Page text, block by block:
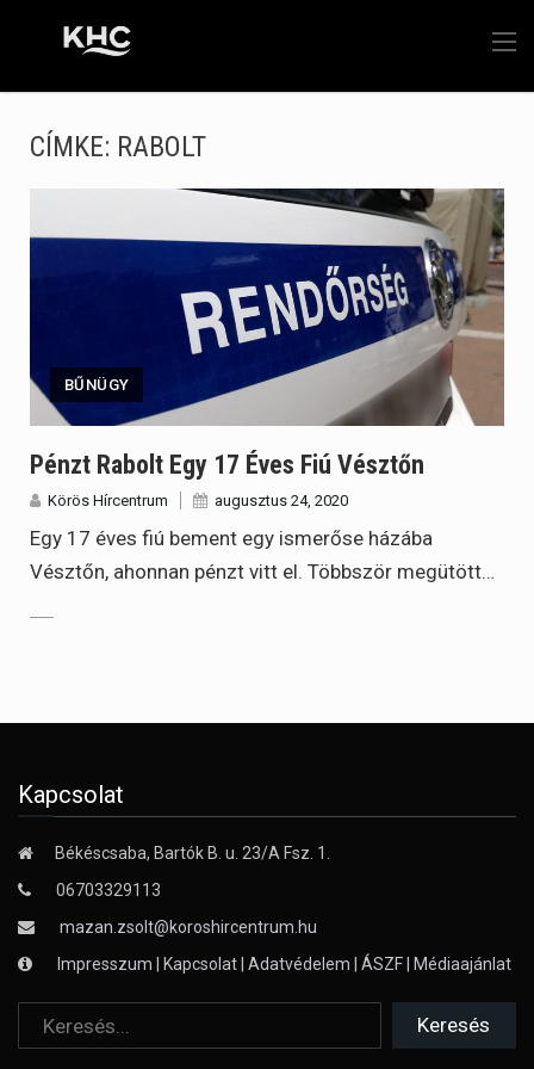
CÍMKE: RABOLT
BŰNÜGY
Pénzt Rabolt Egy 17 Éves Fiú Vésztőn
Körös Hírcentrum augusztus 24, 2020
Egy 17 éves fiú bement egy ismerőse házába
Vésztőn, ahonnan pénzt vitt el. Többször megütött…
Kapcsolat
Békéscsaba, Bartók B. u. 23/A Fsz. 1.
06703329113
mazan.zsolt@koroshircentrum.hu
Impresszum
Kapcsolat Adatvédelem ÁSZF Médiaajánlat